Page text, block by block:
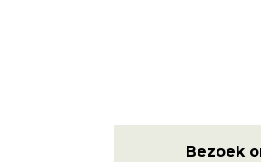
Bezoek